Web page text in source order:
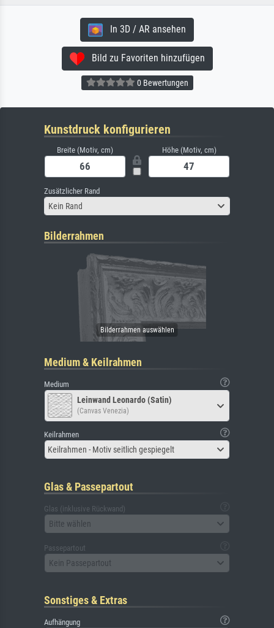
In 3D / AR ansehen
Bild zu Favoriten hinzufügen
0 Bewertungen
Kunstdruck konfigurieren
Breite (Motiv, cm) Höhe (Motiv, cm)
Zusätzlicher Rand
Kein Rand
Bilderrahmen
Medium & Keilrahmen
Medium
Leinwand Leonardo (Satin)
(Canvas Venezia)
Keilrahmen
Keilrahmen - Motiv seitlich gespiegelt
Glas & Passepartout
Glas (inklusive Rückwand)
Bitte wählen
Passepartout
Kein Passepartout
Sonstiges & Extras
Aufhängung